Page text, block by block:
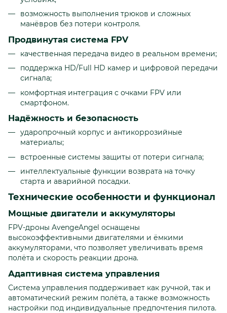
возможность выполнения трюков и сложных
манёвров без потери контроля.
Продвинутая система FPV
качественная передача видео в реальном времени;
поддержка HD/Full HD камер и цифровой передачи
сигнала;
комфортная интеграция с очками FPV или
смартфоном.
Надёжность и безопасность
ударопрочный корпус и антикоррозийные
материалы;
встроенные системы защиты от потери сигнала;
интеллектуальные функции возврата на точку
старта и аварийной посадки.
Технические особенности и функционал
Мощные двигатели и аккумуляторы
FPV-дроны AvengeAngel оснащены
высокоэффективными двигателями и ёмкими
аккумуляторами, что позволяет увеличивать время
полёта и скорость реакции дрона.
Адаптивная система управления
Система управления поддерживает как ручной, так и
автоматический режим полёта, а также возможность
настройки под индивидуальные предпочтения пилота.